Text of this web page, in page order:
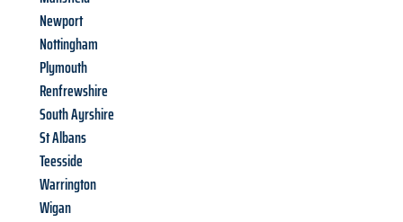
Newport
Nottingham
Plymouth
Renfrewshire
South Ayrshire
St Albans
Teesside
Warrington
Wigan